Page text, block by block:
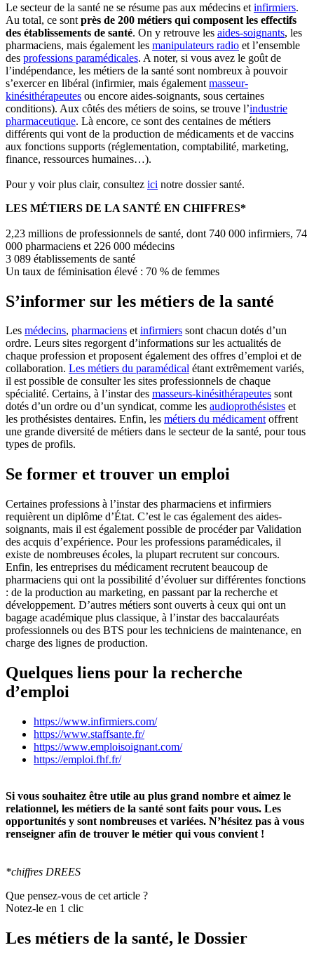
Le secteur de la santé ne se résume pas aux médecins et infirmiers.
Au total, ce sont près de 200 métiers qui composent les effectifs
des établissements de santé. On y retrouve les aides-soignants, les
pharmaciens, mais également les manipulateurs radio et l’ensemble
des professions paramédicales. A noter, si vous avez le goût de
l’indépendance, les métiers de la santé sont nombreux à pouvoir
s’exercer en libéral (infirmier, mais également masseur-
kinésithérapeutes ou encore aides-soignants, sous certaines
conditions). Aux côtés des métiers de soins, se trouve l’industrie
pharmaceutique. Là encore, ce sont des centaines de métiers
différents qui vont de la production de médicaments et de vaccins
aux fonctions supports (réglementation, comptabilité, marketing,
finance, ressources humaines…).
Pour y voir plus clair, consultez ici notre dossier santé.
LES MÉTIERS DE LA SANTÉ EN CHIFFRES*
2,23 millions de professionnels de santé, dont 740 000 infirmiers, 74
000 pharmaciens et 226 000 médecins
3 089 établissements de santé
Un taux de féminisation élevé : 70 % de femmes
S’informer sur les métiers de la santé
Les médecins, pharmaciens etinfirmiers sont chacun dotés d’un
ordre. Leurs sites regorgent d’informations sur les actualités de
chaque profession et proposent également des offres d’emploi et de
collaboration. Les métiers du paramédical étant extrêmement variés,
il est possible de consulter les sites professionnels de chaque
spécialité. Certains, à l’instar des masseurs-kinésithérapeutes sont
dotés d’un ordre ou d’un syndicat, comme les audioprothésistes et
les prothésistes dentaires. Enfin, les métiers du médicamentoffrent
une grande diversité de métiers dans le secteur de la santé, pour tous
types de profils.
Se former et trouver un emploi
Certaines professions à l’instar des pharmaciens et infirmiers
requièrent un diplôme d’État. C’est le cas également des aides-
soignants, mais il est également possible de procéder par Validation
des acquis d’expérience. Pour les professions paramédicales, il
existe de nombreuses écoles, la plupart recrutent sur concours.
Enfin, les entreprises du médicament recrutent beaucoup de
pharmaciens qui ont la possibilité d’évoluer sur différentes fonctions
: de la production au marketing, en passant par la recherche et
développement. D’autres métiers sont ouverts à ceux qui ont un
bagage académique plus classique, à l’instar des baccalauréats
professionnels ou des BTS pour les techniciens de maintenance, en
charge des lignes de production.
Quelques liens pour la recherche
d’emploi
https://www.infirmiers.com/
https://www.staffsante.fr/
https://www.emploisoignant.com/
https://emploi.fhf.fr/
Si vous souhaitez être utile au plus grand nombre et aimez le
relationnel, les métiers de la santé sont faits pour vous. Les
opportunités y sont nombreuses et variées. N’hésitez pas à vous
renseigner afin de trouver le métier qui vous convient !
*chiffres DREES
Que pensez-vous de cet article ?
Notez-le en 1 clic
Les métiers de la santé, le Dossier